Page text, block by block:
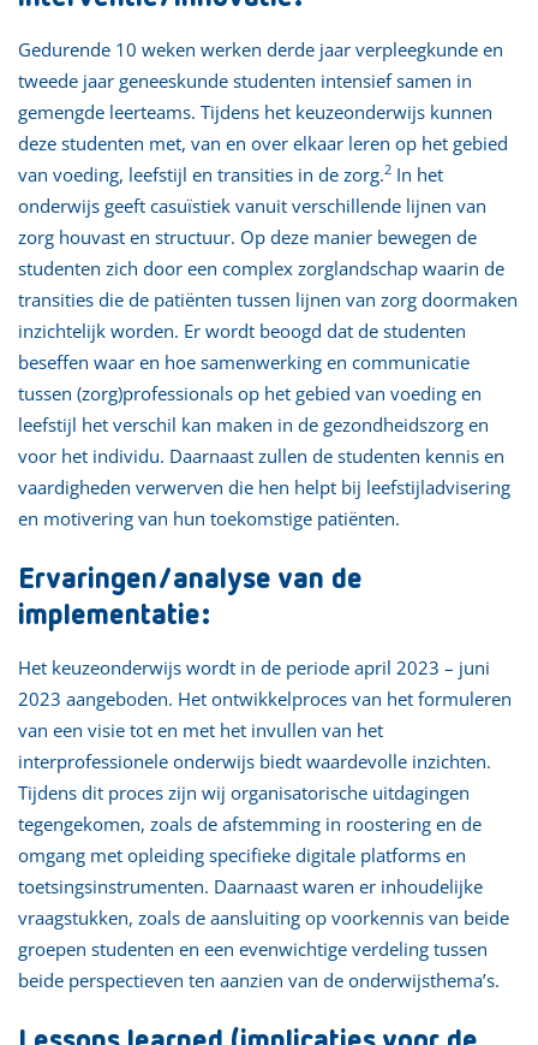
Gedurende 10 weken werken derde jaar verpleegkunde en
tweede jaar geneeskunde studenten intensief samen in
gemengde leerteams. Tijdens het keuzeonderwijs kunnen
deze studenten met, van en over elkaar leren op het gebied
van voeding, leefstijl en transities in de zorg.2 In het
onderwijs geeft casuïstiek vanuit verschillende lijnen van
zorg houvast en structuur. Op deze manier bewegen de
studenten zich door een complex zorglandschap waarin de
transities die de patiënten tussen lijnen van zorg doormaken
inzichtelijk worden. Er wordt beoogd dat de studenten
beseffen waar en hoe samenwerking en communicatie
tussen (zorg)professionals op het gebied van voeding en
leefstijl het verschil kan maken in de gezondheidszorg en
voor het individu. Daarnaast zullen de studenten kennis en
vaardigheden verwerven die hen helpt bij leefstijladvisering
en motivering van hun toekomstige patiënten.
Ervaringen/analyse van de
implementatie:
Het keuzeonderwijs wordt in de periode april 2023 – juni
2023 aangeboden. Het ontwikkelproces van het formuleren
van een visie tot en met het invullen van het
interprofessionele onderwijs biedt waardevolle inzichten.
Tijdens dit proces zijn wij organisatorische uitdagingen
tegengekomen, zoals de afstemming in roostering en de
omgang met opleiding specifieke digitale platforms en
toetsingsinstrumenten. Daarnaast waren er inhoudelijke
vraagstukken, zoals de aansluiting op voorkennis van beide
groepen studenten en een evenwichtige verdeling tussen
beide perspectieven ten aanzien van de onderwijsthema’s.